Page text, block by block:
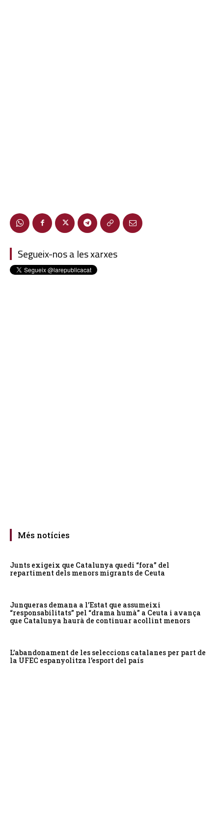
Segueix-nos a les xarxes
Més notícies
Junts exigeix que Catalunya quedi “fora” del
repartiment dels menors migrants de Ceuta
Junqueras demana a l’Estat que assumeixi
“responsabilitats” pel “drama humà” a Ceuta i avança
que Catalunya haurà de continuar acollint menors
L’abandonament de les seleccions catalanes per part de
la UFEC espanyolitza l’esport del país